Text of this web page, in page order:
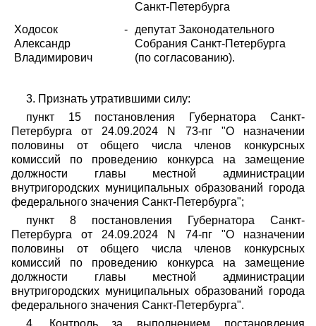
Санкт-Петербурга
Ходосок
Александр
Владимирович
-
депутат Законодательного
Собрания Санкт-Петербурга
(по согласованию).
3. Признать утратившими силу:
пункт 15 постановления Губернатора Санкт-
Петербурга от 24.09.2024 N 73-пг "О назначении
половины от общего числа членов конкурсных
комиссий по проведению конкурса на замещение
должности главы местной администрации
внутригородских муниципальных образований города
федерального значения Санкт-Петербурга";
пункт 8 постановления Губернатора Санкт-
Петербурга от 24.09.2024 N 74-пг "О назначении
половины от общего числа членов конкурсных
комиссий по проведению конкурса на замещение
должности главы местной администрации
внутригородских муниципальных образований города
федерального значения Санкт-Петербурга".
4. Контроль за выполнением постановления